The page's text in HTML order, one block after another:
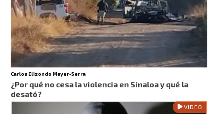
Carlos Elizondo Mayer-Serra
¿Por qué no cesa la violencia en Sinaloa y qué la
desató?
VIDEO